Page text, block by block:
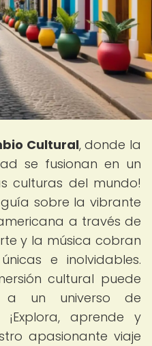
Cultural, donde la
se fusionan en un
culturas del mundo!
sobre la vibrante
a través de
y la música cobran
e inolvidables.
cultural puede
a un universo de
aprende y
apasionante viaje